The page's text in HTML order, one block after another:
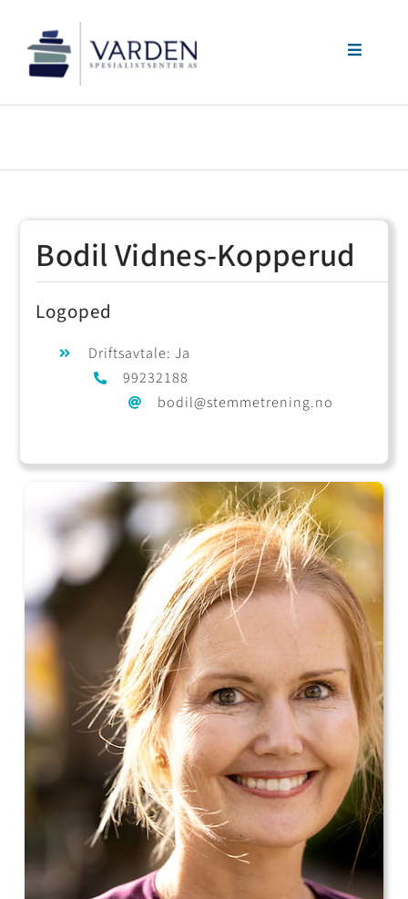
content
Toggle
Priser
Kontakt
Bodil Vidnes-Kopperud
Logoped
Driftsavtale: Ja
99232188
bodil@stemmetrening.no